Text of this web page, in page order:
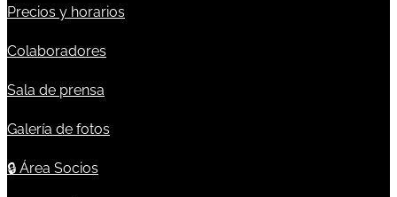
Precios y horarios
Colaboradores
Sala de prensa
Galería de fotos
🔒 Área Socios